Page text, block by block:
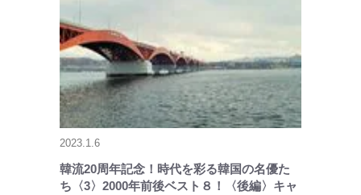
2023.1.6
韓流20周年記念！時代を彩る韓国の名優た
ち〈3〉2000年前後ベスト８！〈後編〉キャ